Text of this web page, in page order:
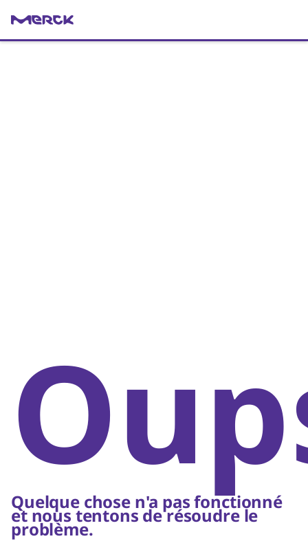
Quelque chose n'a pas fonctionné
et nous tentons de résoudre le
problème.